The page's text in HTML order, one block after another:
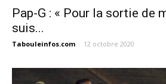
Pap-G : « Pour la sortie de
suis...
Tabouleinfos.com - 12 octobre 2020